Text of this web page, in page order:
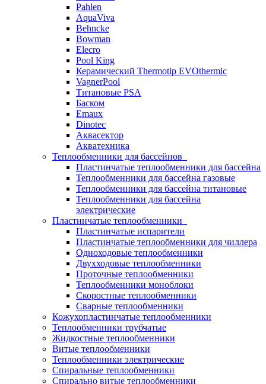
Pahlen
AquaViva
Behncke
Bowman
Elecro
Pool King
Керамический Thermotip EVOthermic
VagnerPool
Титановые PSA
Баском
Emaux
Dinotec
Аквасектор
Акватехника
Теплообменники для бассейнов
Пластинчатые теплообменники для бассейна
Теплообменники для бассейна газовые
Теплообменники для бассейна титановые
Теплообменники для бассейна
электрические
Пластинчатые теплообменники
Пластинчатые испарители
Пластинчатые теплообменники для чиллера
Одноходовые теплообменники
Двухходовые теплообменники
Проточные теплообменники
Теплообменники моноблоки
Скоростные теплообменники
Сварные теплообменники
Кожухопластинчатые теплообменники
Теплообменники трубчатые
Жидкостные теплообменники
Витые теплообменники
Теплообменники электрические
Спиральные теплообменники
Спирально витые теплообменники